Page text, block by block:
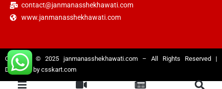
contact@janmanasshekhawati.com
www.janmanasshekhawati.com
Copyright © 2025 janmanasshekhawati.com – All Rights Reserved |
Designed by csskart.com